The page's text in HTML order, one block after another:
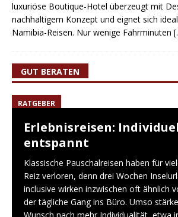
luxuriöse Boutique-Hotel überzeugt mit
nachhaltigem Konzept und eignet sich
Namibia-Reisen. Nur wenige Fahrminuten
GUT BERATEN
RATGEBER
Erlebnisreisen:
entspannt
Klassische Pauschalreisen haben für
Reiz verloren, denn drei Wochen
inclusive wirken inzwischen oft ähnlich
der tägliche Gang ins Büro. Umso